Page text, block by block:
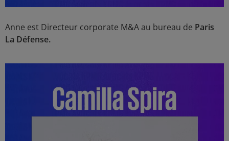
Anne est Directeur corporate M&A au bureau de Paris
La Défense.